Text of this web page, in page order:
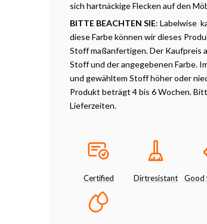
sich hartnäckige Flecken auf den
BITTE BEACHTEN SIE: Labelwise
diese Farbe können wir dieses
Stoff maßanfertigen. Der Kaufpreis
Stoff und der angegebenen Farbe.
und gewähltem Stoff höher oder
Produkt beträgt 4 bis 6 Wochen.
Lieferzeiten.
Certified Dirtresistant Good